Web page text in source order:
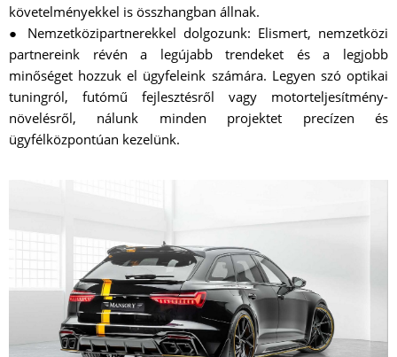
követelményekkel is összhangban állnak.
● Nemzetközipartnerekkel dolgozunk: Elismert, nemzetközi
partnereink révén a legújabb trendeket és a legjobb
minőséget hozzuk el ügyfeleink számára. Legyen szó optikai
tuningról, futómű fejlesztésről vagy motorteljesítmény-
növelésről, nálunk minden projektet precízen és
ügyfélközpontúan kezelünk.